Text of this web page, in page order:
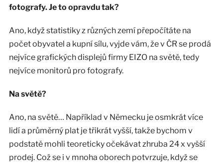
fotografy. Je to opravdu tak?
Ano, když statistiky z různých zemí přepočítáte na
počet obyvatel a kupní sílu, vyjde vám, že v ČR se prodá
nejvíce grafických displejů firmy EIZO na světě, tedy
nejvíce monitorů pro fotografy.
Na světě?
Ano, na světě… Například v Německu je osmkrát více
lidí a průměrný plat je třikrát vyšší, takže bychom v
podstatě mohli teoreticky očekávat zhruba 24 x vyšší
prodej. Což se i v mnoha oborech potvrzuje, když se